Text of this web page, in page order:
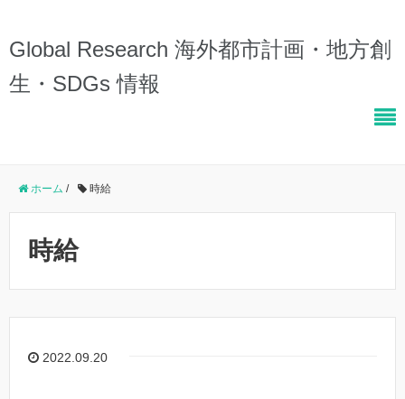
Global Research 海外都市計画・地方創
生・SDGs 情報
ホーム / 時給
時給
2022.09.20